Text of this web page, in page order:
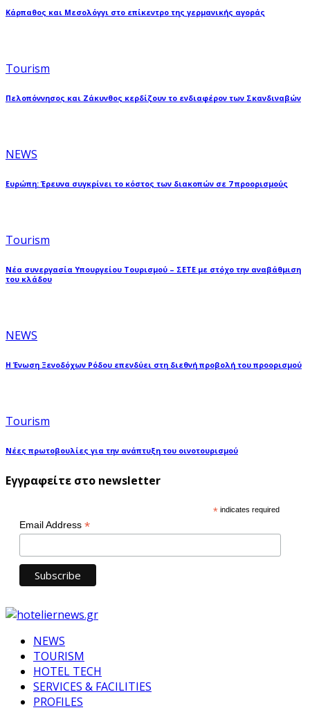
Κάρπαθος και Μεσολόγγι στο επίκεντρο της γερμανικής αγοράς
Tourism
Πελοπόννησος και Ζάκυνθος κερδίζουν το ενδιαφέρον των Σκανδιναβών
NEWS
Ευρώπη: Έρευνα συγκρίνει το κόστος των διακοπών σε 7 προορισμούς
Tourism
Νέα συνεργασία Υπουργείου Τουρισμού – ΣΕΤΕ με στόχο την αναβάθμιση
του κλάδου
NEWS
Η Ένωση Ξενοδόχων Ρόδου επενδύει στη διεθνή προβολή του προορισμού
Tourism
Νέες πρωτοβουλίες για την ανάπτυξη του οινοτουρισμού
Εγγραφείτε στο newsletter
* indicates required
Email Address *
NEWS
TOURISM
HOTEL TECH
SERVICES & FACILITIES
PROFILES